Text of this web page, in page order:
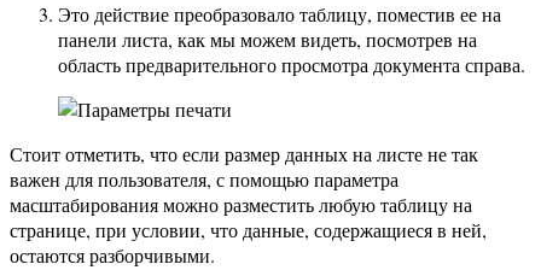
Это действие преобразовало таблицу, поместив ее на
панели листа, как мы можем видеть, посмотрев на
область предварительного просмотра документа справа.
Стоит отметить, что если размер данных на листе не так
важен для пользователя, с помощью параметра
масштабирования можно разместить любую таблицу на
странице, при условии, что данные, содержащиеся в ней,
остаются разборчивыми.